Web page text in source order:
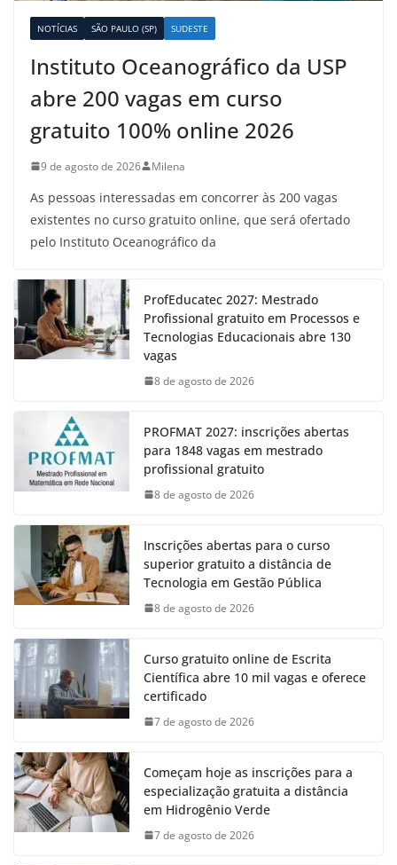
NOTÍCIAS SÃO PAULO (SP) SUDESTE
Instituto Oceanográfico da USP
abre 200 vagas em curso
gratuito 100% online 2026
9 de agosto de 2026 Milena
As pessoas interessadas em concorrer às 200 vagas
existentes no curso gratuito online, que será ofertado
pelo Instituto Oceanográfico da
ProfEducatec 2027: Mestrado
Profissional gratuito em Processos e
Tecnologias Educacionais abre 130
vagas
8 de agosto de 2026
PROFMAT 2027: inscrições abertas
para 1848 vagas em mestrado
profissional gratuito
8 de agosto de 2026
Inscrições abertas para o curso
superior gratuito a distância de
Tecnologia em Gestão Pública
8 de agosto de 2026
Curso gratuito online de Escrita
Científica abre 10 mil vagas e oferece
certificado
7 de agosto de 2026
Começam hoje as inscrições para a
especialização gratuita a distância
em Hidrogênio Verde
7 de agosto de 2026